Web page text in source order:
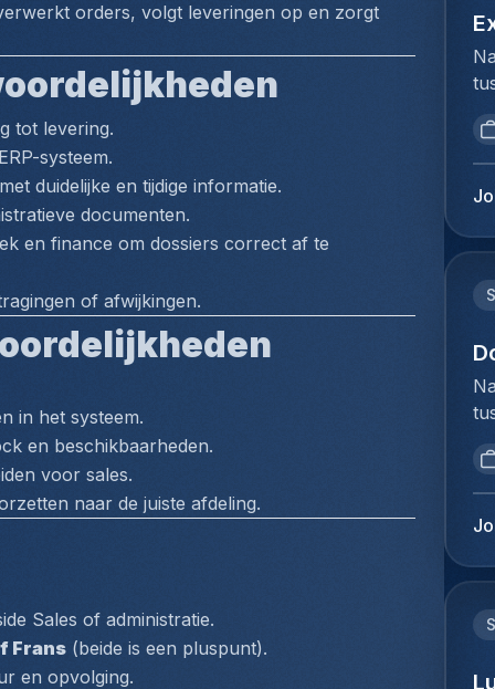
orders, volgt leveringen op en zorgt
tot levering.
systeem.
duidelijke en tijdige informatie.
documenten.
en finance om dossiers correct af te
of afwijkingen.
in het systeem.
en beschikbaarheden.
voor sales.
naar de juiste afdeling.
Sales of administratie.
Frans (beide is een pluspunt).
en opvolging.